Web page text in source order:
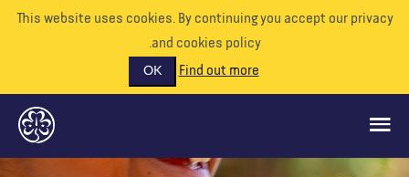
This website uses cookies. By continuing you accept our
and cookies policy.
Find out more
OK